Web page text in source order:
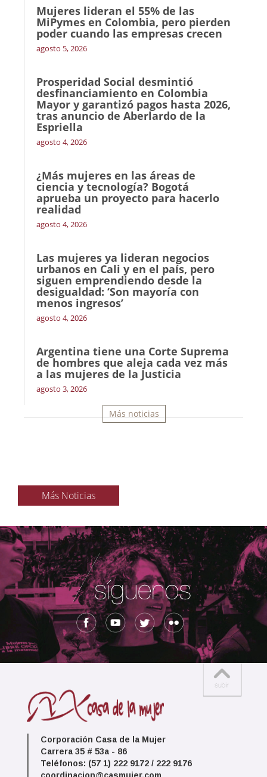
Mujeres lideran el 55% de las
MiPymes en Colombia, pero pierden
poder cuando las empresas crecen
agosto 5, 2026
Prosperidad Social desmintió
desfinanciamiento en Colombia
Mayor y garantizó pagos hasta 2026,
tras anuncio de Aberlardo de la
Espriella
agosto 4, 2026
¿Más mujeres en las áreas de
ciencia y tecnología? Bogotá
aprueba un proyecto para hacerlo
realidad
agosto 4, 2026
Las mujeres ya lideran negocios
urbanos en Cali y en el país, pero
siguen emprendiendo desde la
desigualdad: ‘Son mayoría con
menos ingresos’
agosto 4, 2026
Argentina tiene una Corte Suprema
de hombres que aleja cada vez más
a las mujeres de la Justicia
agosto 3, 2026
Más noticias
Más Noticias
Corporación Casa de la Mujer
Carrera 35 # 53a - 86
Teléfonos: (57 1) 222 9172 / 222 9176